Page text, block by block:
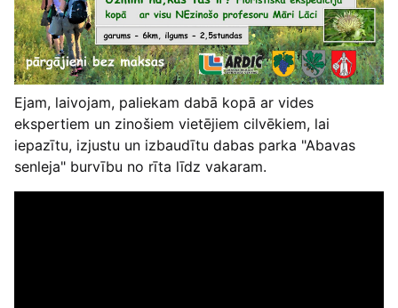
Ejam, laivojam, paliekam dabā kopā ar vides
ekspertiem un zinošiem vietējiem cilvēkiem, lai
iepazītu, izjustu un izbaudītu dabas parka "Abavas
senleja" burvību no rīta līdz vakaram.